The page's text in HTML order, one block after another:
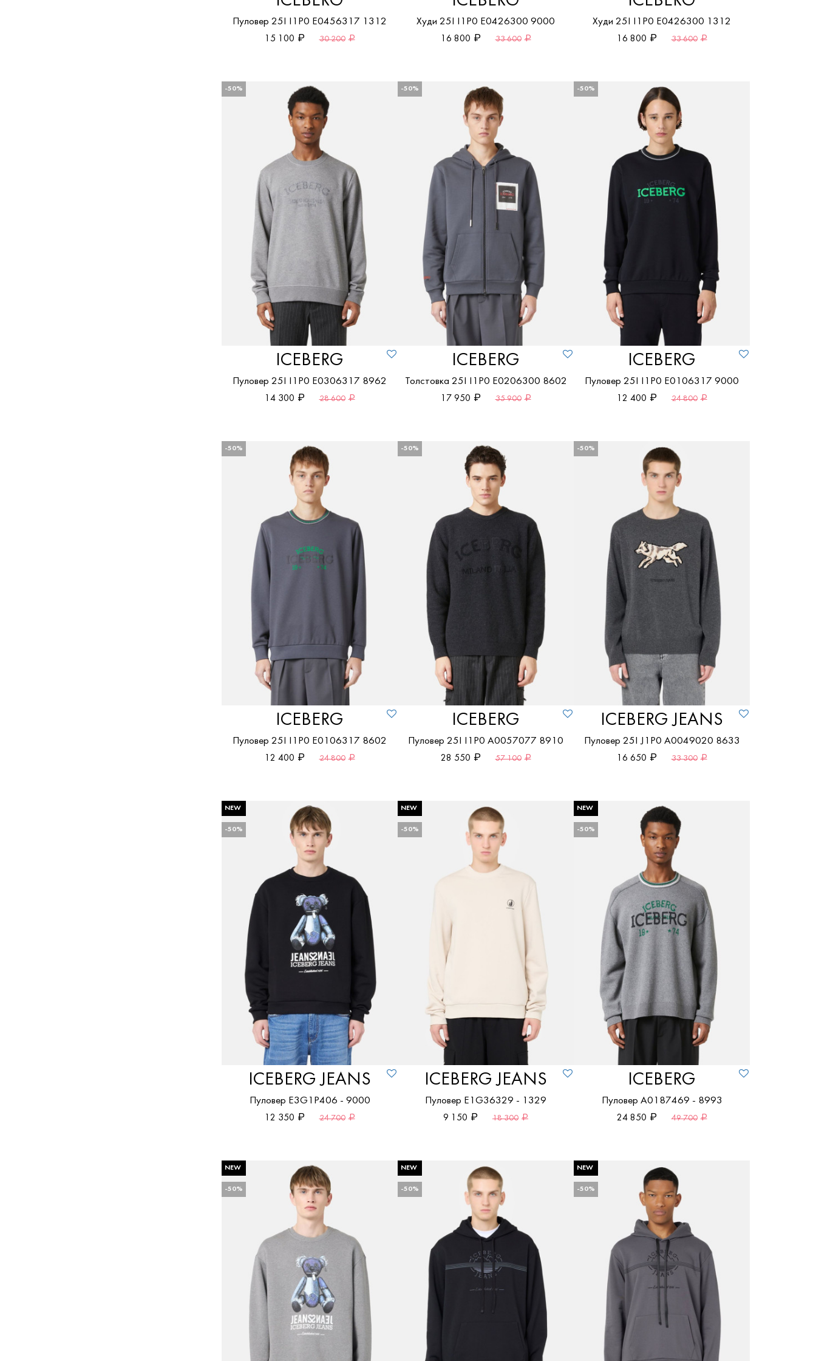
Пуловер 25I I1P0 E0456317 1312
15 100
30 200
Худи 25I I1P0 E0426300 9000
16 800
33 600
Худи 25I I1P0 E0426300 1312
16 800
33 600
-50%
ICEBERG
Пуловер 25I I1P0 E0306317 8962
14 300
28 600
-50%
ICEBERG
Толстовка 25I I1P0 E0206300 8602
17 950
35 900
-50%
ICEBERG
Пуловер 25I I1P0 E0106317 9000
12 400
24 800
-50%
ICEBERG
Пуловер 25I I1P0 E0106317 8602
12 400
24 800
-50%
ICEBERG
Пуловер 25I I1P0 A0057077 8910
28 550
57 100
-50%
ICEBERG JEANS
Пуловер 25I J1P0 A0049020 8633
16 650
33 300
NEW
-50%
ICEBERG JEANS
Пуловер E3G1P406 - 9000
12 350
24 700
NEW
-50%
ICEBERG JEANS
Пуловер E1G36329 - 1329
9 150
18 300
NEW
-50%
ICEBERG
Пуловер A0187469 - 8993
24 850
49 700
NEW
-50%
NEW
-50%
NEW
-50%